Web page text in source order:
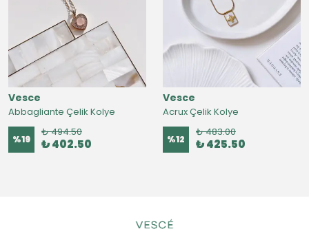
Vesce
Abbagliante Çelik Kolye
%19
₺ 494.50
₺ 402.50
Vesce
Acrux Çelik Kolye
%12
₺ 483.00
₺ 425.50